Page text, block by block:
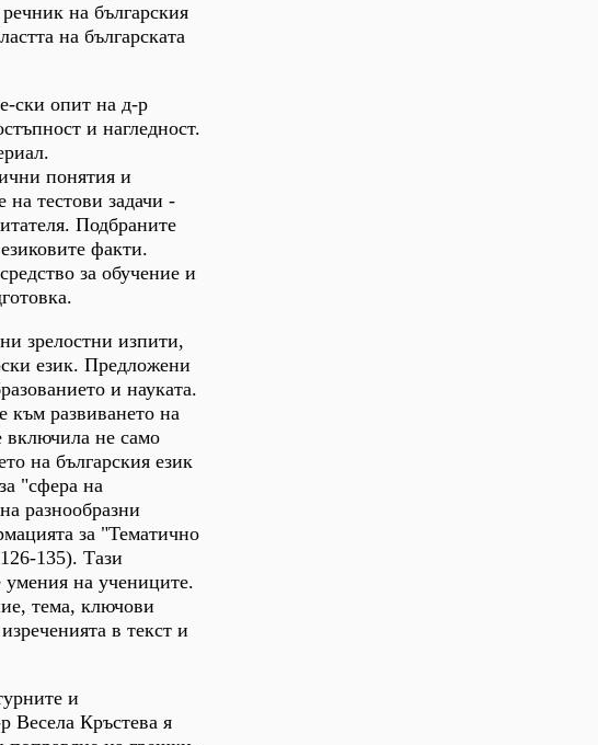
на българския
на българската
ски опит на д-р
и нагледност.
понятия и
тестови задачи -
Подбраните
факти.
за обучение и
зрелостни изпити,
език. Предложени
и науката.
към развиването на
включила не само
на българския език
"сфера на
разнообразни
за "Тематично
135). Тази
на учениците.
тема, ключови
в текст и
и
Весела Кръстева я